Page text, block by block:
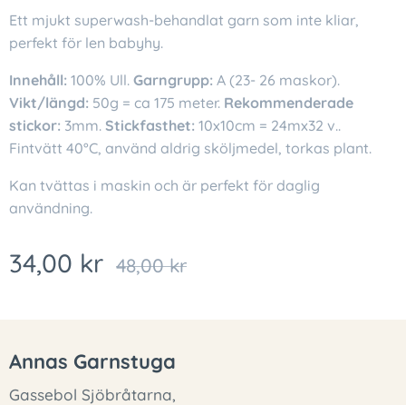
Ett mjukt superwash-behandlat garn som inte kliar,
perfekt för len babyhy.
Innehåll: 100% Ull. Garngrupp: A (23- 26 maskor).
Vikt/längd: 50g = ca 175 meter. Rekommenderade
stickor: 3mm. Stickfasthet: 10x10cm = 24mx32 v..
Fintvätt 40°C, använd aldrig sköljmedel, torkas plant.
Kan tvättas i maskin och är perfekt för daglig
användning.
34,00 kr 48,00kr
Annas Garnstuga
Gassebol Sjöbråtarna,